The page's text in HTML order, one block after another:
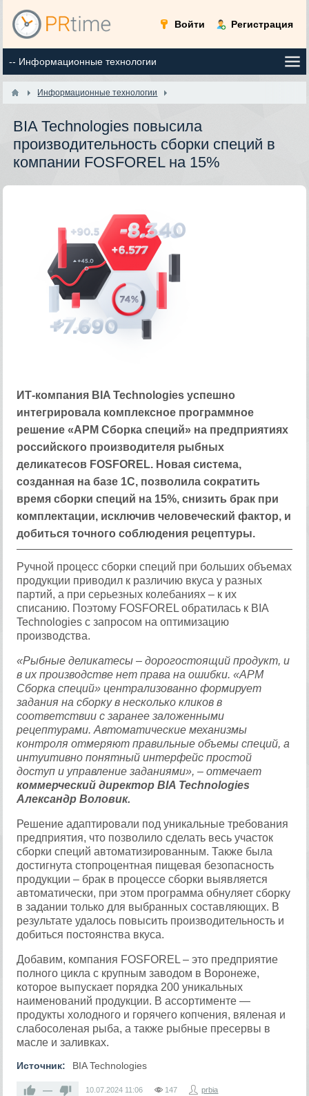
Войти Регистрация
Информационные технологии
BIA Technologies повысила
производительность сборки специй в
компании FOSFOREL на 15%
ИТ-компания BIA Technologies успешно
интегрировала комплексное программное
решение «APM Сборка специй» на предприятиях
российского производителя рыбных
деликатесов FOSFOREL. Новая система,
созданная на базе 1С, позволила сократить
время сборки специй на 15%, снизить брак при
комплектации, исключив человеческий фактор, и
добиться точного соблюдения рецептуры.
Ручной процесс сборки специй при больших объемах
продукции приводил к различию вкуса у разных
партий, а при серьезных колебаниях – к их
списанию. Поэтому FOSFOREL обратилась к BIA
Technologies с запросом на оптимизацию
производства.
«Рыбные деликатесы – дорогостоящий продукт, и
в их производстве нет права на ошибки. «APM
Сборка специй» централизованно формирует
задания на сборку в несколько кликов в
соответствии с заранее заложенными
рецептурами. Автоматические механизмы
контроля отмеряют правильные объемы специй, а
интуитивно понятный интерфейс простой
доступ и управление заданиями», – отмечает
коммерческий директор BIA Technologies
Александр Воловик.
Решение адаптировали под уникальные требования
предприятия, что позволило сделать весь участок
сборки специй автоматизированным. Также была
достигнута стопроцентная пищевая безопасность
продукции – брак в процессе сборки выявляется
автоматически, при этом программа обнуляет сборку
в задании только для выбранных составляющих. В
результате удалось повысить производительность и
добиться постоянства вкуса.
Добавим, компания FOSFOREL – это предприятие
полного цикла с крупным заводом в Воронеже,
которое выпускает порядка 200 уникальных
наименований продукции. В ассортименте —
продукты холодного и горячего копчения, вяленая и
слабосоленая рыба, а также рыбные пресервы в
масле и заливках.
Источник: BIA Technologies
— 10.07.2024 11:06 147 prbia